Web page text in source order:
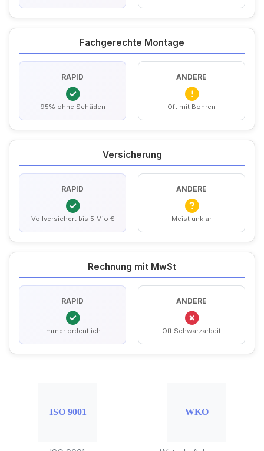
Fachgerechte Montage
RAPID
95% ohne Schäden
ANDERE
Oft mit Bohren
Versicherung
RAPID
Vollversichert bis 5 Mio €
ANDERE
Meist unklar
Rechnung mit MwSt
RAPID
Immer ordentlich
ANDERE
Oft Schwarzarbeit